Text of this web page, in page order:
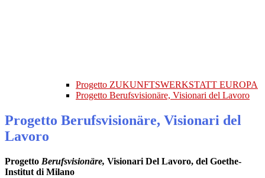
Progetto ZUKUNFTSWERKSTATT EUROPA
Progetto Berufsvisionäre, Visionari del Lavoro
Progetto Berufsvisionäre, Visionari del
Lavoro
Progetto Berufsvisionäre, Visionari Del Lavoro, del Goethe-
Institut di Milano